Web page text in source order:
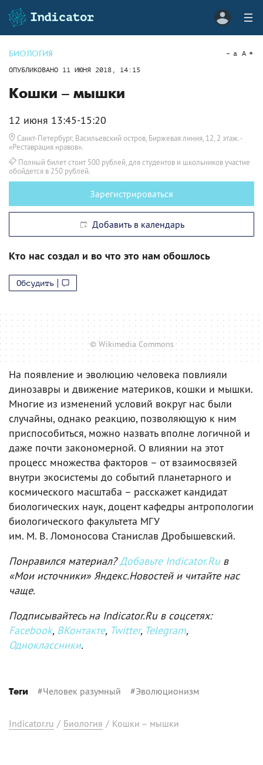
БИОЛОГИЯ
ОПУБЛИКОВАНО 11 ИЮНЯ 2018, 14:15
a A
Кошки – мышки
12 июня 13:45-15:20
Санкт-Петербург, Васильевский остров, Биржевая линия, 12, 2 этаж.-
«Реставрация нравов».
Полный билет стоит 500 рублей, для студентов и школьников участие
обойдется в 250 рублей.
Зарегистрироваться
Добавить в календарь
Кто нас создал и во что это нам обошлось
Обсудить
© Wikimedia Commons
На появление и эволюцию человека повлияли
динозавры и движение материков, кошки и мышки.
Многие из изменений условий вокруг нас были
случайны, однако реакцию, позволяющую к ним
приспособиться, можно назвать вполне логичной и
даже почти закономерной. О влиянии на этот
процесс множества факторов – от взаимосвязей
внутри экосистемы до событий планетарного и
космического масштаба – расскажет кандидат
биологических наук, доцент кафедры антропологии
биологического факультета МГУ
им. М. В. Ломоносова Станислав Дробышевский.
Понравился материал?Добавьте Indicator.Ruв
«Мои источники» Яндекс.Новостей и читайте нас
чаще.
Подписывайтесь на Indicator.Ru в соцсетях:
Facebook, ВКонтакте, Twitter, Telegram,
Одноклассники.
Теги #Человек разумный #Эволюционизм
Indicator.ru / Биология / Кошки – мышки